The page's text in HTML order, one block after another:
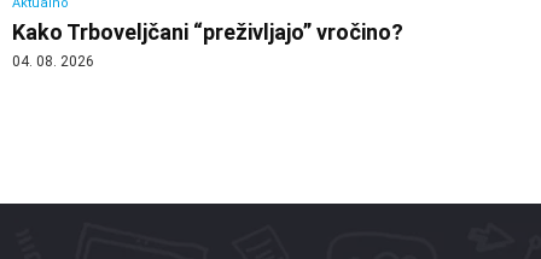
Kako Trboveljčani “preživljajo” vročino?
04. 08. 2026